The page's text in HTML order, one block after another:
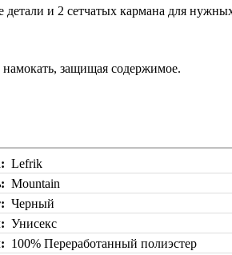
и 2 сетчатых кармана для
защищая содержимое.
Lefrik
Mountain
Черный
Унисекс
100% Переработанный полиэстер